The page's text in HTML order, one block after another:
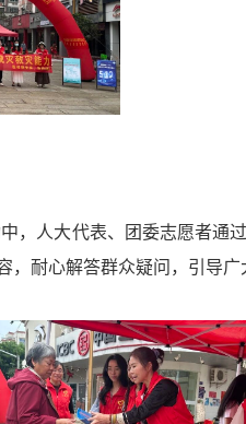
人大代表、团委志愿者通
耐心解答群众疑问，引导广